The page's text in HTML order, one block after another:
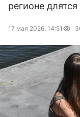
регионе
17 мая 2026, 14:51